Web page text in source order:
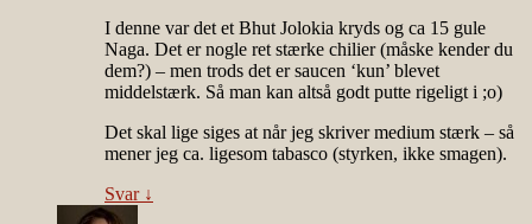
I denne var det et Bhut Jolokia kryds og ca 15 gule
Naga. Det er nogle ret stærke chilier (måske kender du
dem?) – men trods det er saucen ‘kun’ blevet
middelstærk. Så man kan altså godt putte rigeligt i ;o)
Det skal lige siges at når jeg skriver medium stærk – så
mener jeg ca. ligesom tabasco (styrken, ikke smagen).
Svar ↓